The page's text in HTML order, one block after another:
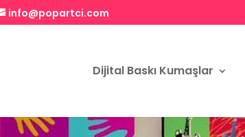
info@popartci.com
Dijital Baskı Kumaşlar